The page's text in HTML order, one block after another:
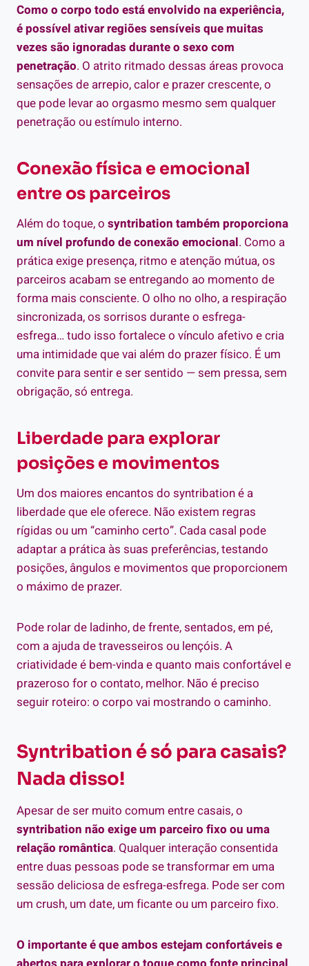
Como o corpo todo está envolvido na experiência,
é possível ativar regiões sensíveis que muitas
vezes são ignoradas durante o sexo com
penetração. O atrito ritmado dessas áreas provoca
sensações de arrepio, calor e prazer crescente, o
que pode levar ao orgasmo mesmo sem qualquer
penetração ou estímulo interno.
Conexão física e emocional
entre os parceiros
Além do toque, o syntribation também proporciona
um nível profundo de conexão emocional. Como a
prática exige presença, ritmo e atenção mútua, os
parceiros acabam se entregando ao momento de
forma mais consciente. O olho no olho, a respiração
sincronizada, os sorrisos durante o esfrega-
esfrega… tudo isso fortalece o vínculo afetivo e cria
uma intimidade que vai além do prazer físico. É um
convite para sentir e ser sentido — sem pressa, sem
obrigação, só entrega.
Liberdade para explorar
posições e movimentos
Um dos maiores encantos do syntribation é a
liberdade que ele oferece. Não existem regras
rígidas ou um “caminho certo”. Cada casal pode
adaptar a prática às suas preferências, testando
posições, ângulos e movimentos que proporcionem
o máximo de prazer.
Pode rolar de ladinho, de frente, sentados, em pé,
com a ajuda de travesseiros ou lençóis. A
criatividade é bem-vinda e quanto mais confortável e
prazeroso for o contato, melhor. Não é preciso
seguir roteiro: o corpo vai mostrando o caminho.
Syntribation é só para casais?
Nada disso!
Apesar de ser muito comum entre casais, o
syntribation não exige um parceiro fixo ou uma
relação romântica. Qualquer interação consentida
entre duas pessoas pode se transformar em uma
sessão deliciosa de esfrega-esfrega. Pode ser com
um crush, um date, um ficante ou um parceiro fixo.
O importante é que ambos estejam confortáveis e